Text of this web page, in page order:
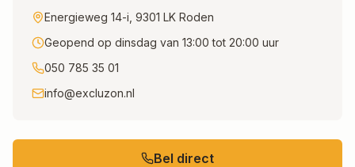
Energieweg 14-i, 9301 LK Roden
Geopend op dinsdag van 13:00 tot 20:00 uur
050 785 35 01
info@excluzon.nl
Bel direct